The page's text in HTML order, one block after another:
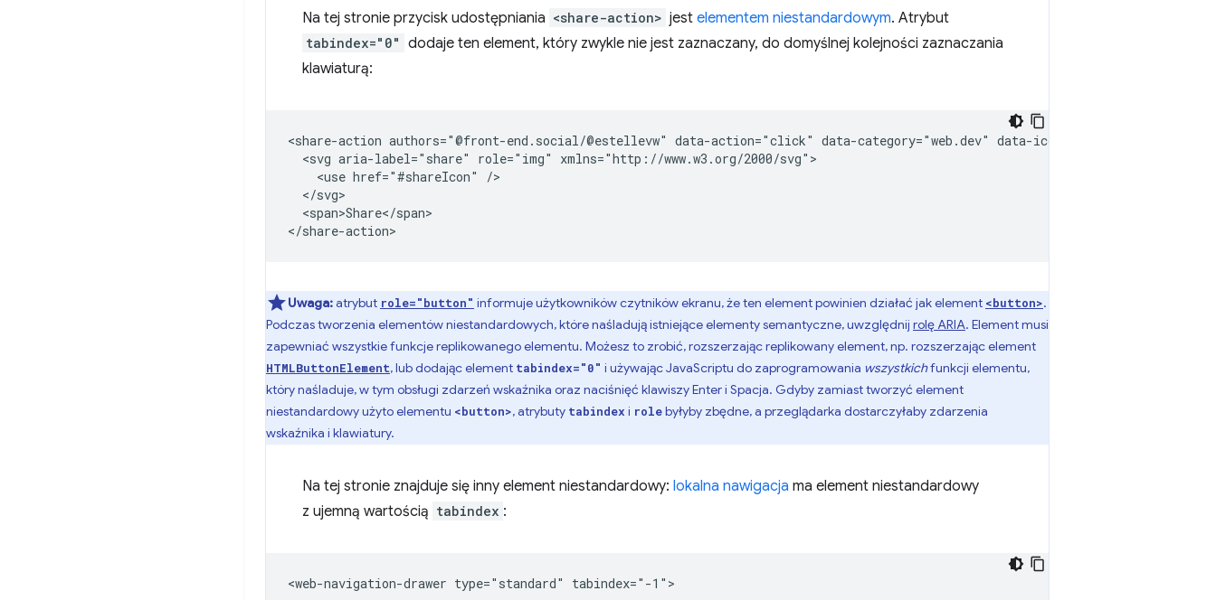
Na tej stronie przycisk udostępniania <share-action> jest elementem niestandardowym. Atrybut
tabindex="0" dodaje ten element, który zwykle nie jest zaznaczany, do domyślnej kolejności zaznaczania
klawiaturą:
<share-action authors="@front-end.social/@estellevw" data-action="click" data-category="web.dev" data-icon="share" data-
  <svg aria-label="share" role="img" xmlns="http://www.w3.org/2000/svg">
    <use href="#shareIcon" />
  </svg>
  <span>Share</span>
Uwaga:atrybut role="button" informuje użytkowników czytników ekranu, że ten element powinien działać jak element <button>.
Podczas tworzenia elementów niestandardowych, które naśladują istniejące elementy semantyczne, uwzględnij rolę ARIA. Element musi
zapewniać wszystkie funkcje replikowanego elementu. Możesz to zrobić, rozszerzając replikowany element, np. rozszerzając element
HTMLButtonElement, lub dodając element tabindex="0" i używając JavaScriptu do zaprogramowania wszystkichfunkcji elementu,
który naśladuje, w tym obsługi zdarzeń wskaźnika oraz naciśnięć klawiszy Enter i Spacja. Gdyby zamiast tworzyć element
niestandardowy użyto elementu <button>, atrybuty tabindex i rolebyłyby zbędne, a przeglądarka dostarczyłaby zdarzenia
wskaźnika i klawiatury.
Na tej stronie znajduje się inny element niestandardowy: lokalna nawigacja ma element niestandardowy
z ujemną wartością tabindex :